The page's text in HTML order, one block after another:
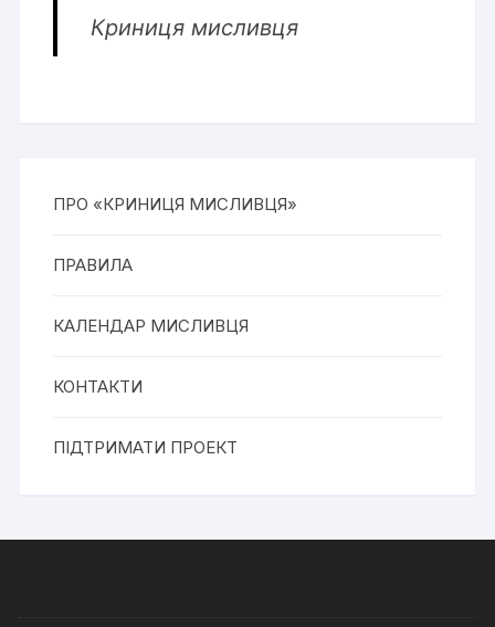
Криниця мисливця
ПРО «КРИНИЦЯ МИСЛИВЦЯ»
ПРАВИЛА
КАЛЕНДАР МИСЛИВЦЯ
КОНТАКТИ
ПІДТРИМАТИ ПРОЕКТ